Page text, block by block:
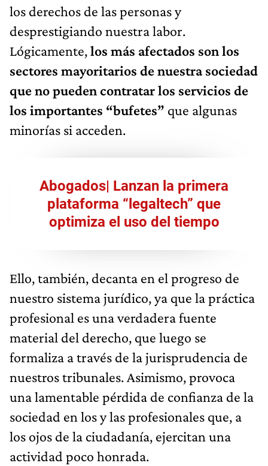
los derechos de las personas y
desprestigiando nuestra labor.
Lógicamente,los más afectados son los
sectores mayoritarios de nuestra sociedad
que no pueden contratar los servicios de
los importantes “bufetes” que algunas
minorías si acceden.
Abogados| Lanzan la primera
plataforma “legaltech” que
optimiza el uso del tiempo
Ello, también, decanta en el progreso de
nuestro sistema jurídico, ya que la práctica
profesional es una verdadera fuente
material del derecho, que luego se
formaliza a través de la jurisprudencia de
nuestros tribunales. Asimismo, provoca
una lamentable pérdida de confianza de la
sociedad en los y las profesionales que, a
los ojos de la ciudadanía, ejercitan una
actividad poco honrada.